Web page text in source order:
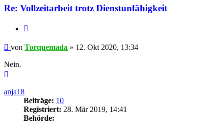
Re: Vollzeitarbeit trotz Dienstunfähigkeit
Beitrag
von Torquemada » 12. Okt 2020, 13:34
Nein.
anja18
Beiträge: 10
Registriert: 28. Mär 2019, 14:41
Behörde: